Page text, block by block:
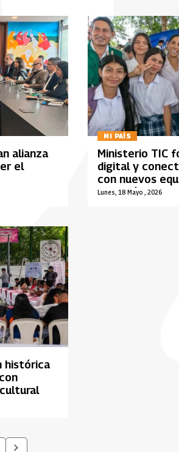
alianza
el
MI PAÍS
Lunes, 18 Mayo , 2026
Ministerio TIC
digital y
con nuevos
tecnológicos
histórica